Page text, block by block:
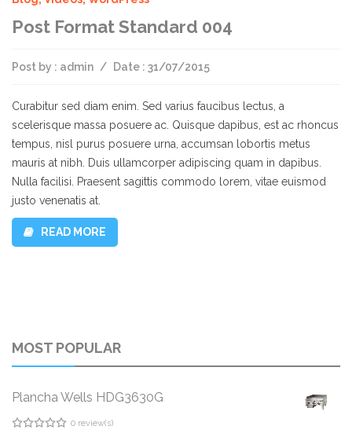
BANDEJAS GASTRONORM
BANDEJAS PANADERAS
TABLAS DE PICAR
SARTENES
BOWLS
SALSERAS
MANGAS
DUYAS
REPISAS PARA MESAS DE TRABAJO
ABRILLANTADOR DE CUBIERTOS
Post Format Standard 004
Post by : admin / Date : 31/07/2015
Curabitur sed diam enim. Sed varius faucibus lectus, a
scelerisque massa posuere ac. Quisque dapibus, est ac rhoncus
tempus, nisl purus posuere urna, accumsan lobortis metus
mauris at nibh. Duis ullamcorper adipiscing quam in dapibus.
Nulla facilisi. Praesent sagittis commodo lorem, vitae euismod
justo venenatis at.
READ MORE
MOST POPULAR
Plancha Wells HDG3630G
0 review(s)